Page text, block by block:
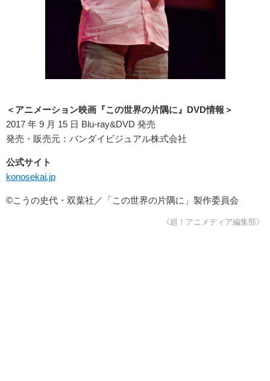
＜アニメーション映画『この世界の片隅に』DVD情報＞
2017 年 9 月 15 日 Blu-ray&DVD 発売
発売・販売元：バンダイビジュアル株式会社
公式サイト
konosekai.jp
©こうの史代・双葉社／「この世界の片隅に」製作委員会
《超！アニメディア編集部》